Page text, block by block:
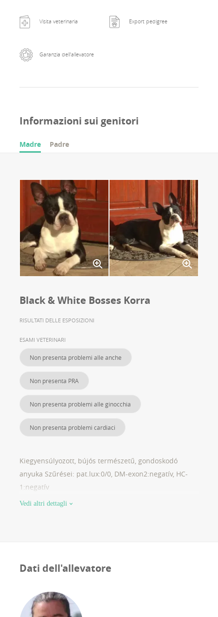
Visita veterinaria Export pedigree
Garanzia dell'allevatore
Informazioni sui genitori
Madre Padre
Black & White Bosses Korra
RISULTATI DELLE ESPOSIZIONI
ESAMI VETERINARI
Non presenta problemi alle anche
Non presenta PRA
Non presenta problemi alle ginocchia
Non presenta problemi cardiaci
Kiegyensúlyozott, bújós természetű, gondoskodó
anyuka Szűrései: pat.lux:0/0, DM-exon2:negatív, HC-
1:negatív
Vedi altri dettagli
Dati dell'allevatore